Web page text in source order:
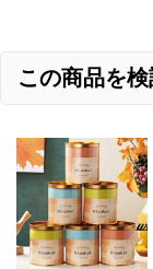
この商品を